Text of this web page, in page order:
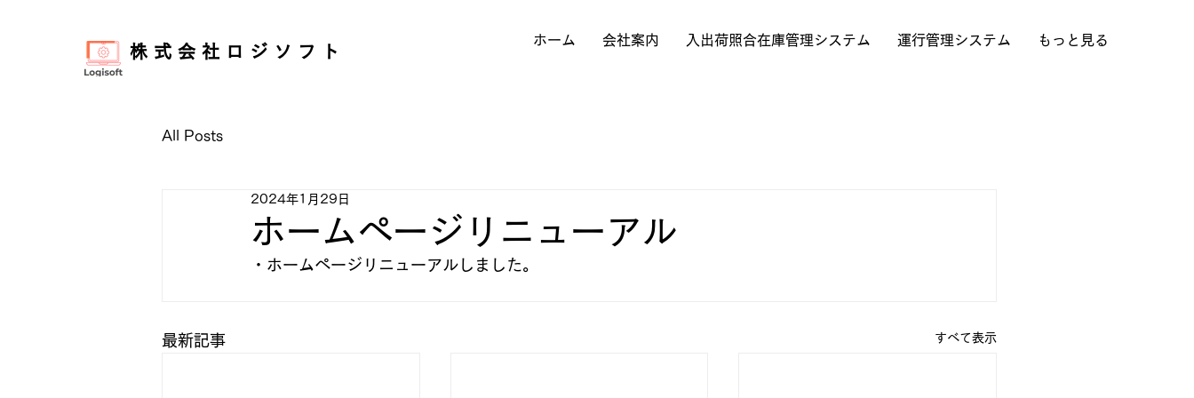
株式会社ロジソフト
ホーム 会社案内 入出荷照合在庫管理システム 運行管理システム もっと見る
All Posts
ホームページリニューアル
2024年1月29日
・ホームページリニューアルしました。
最新記事 すべて表示